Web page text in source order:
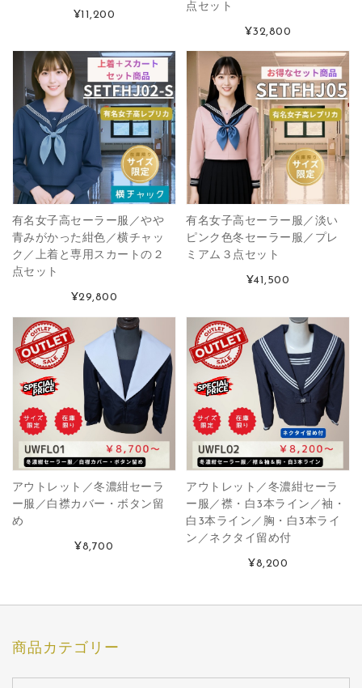
¥11,200
点セット
¥32,800
有名女子高セーラー服／やや
青みがかった紺色／横チャッ
ク／上着と専用スカートの２
点セット
¥29,800
有名女子高セーラー服／淡い
ピンク色冬セーラー服／プレ
ミアム３点セット
¥41,500
アウトレット／冬濃紺セーラ
ー服／白襟カバー・ボタン留
め
¥8,700
アウトレット／冬濃紺セーラ
ー服／襟・白3本ライン／袖・
白3本ライン／胸・白3本ライ
ン／ネクタイ留め付
¥8,200
商品カテゴリー